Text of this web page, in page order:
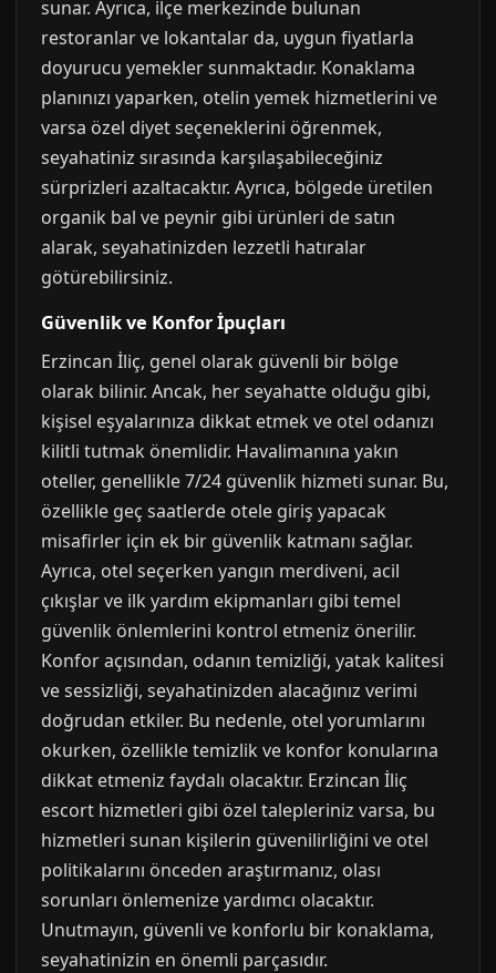
sunar. Ayrıca, ilçe merkezinde bulunan
restoranlar ve lokantalar da, uygun fiyatlarla
doyurucu yemekler sunmaktadır. Konaklama
planınızı yaparken, otelin yemek hizmetlerini ve
varsa özel diyet seçeneklerini öğrenmek,
seyahatiniz sırasında karşılaşabileceğiniz
sürprizleri azaltacaktır. Ayrıca, bölgede üretilen
organik bal ve peynir gibi ürünleri de satın
alarak, seyahatinizden lezzetli hatıralar
götürebilirsiniz.
Güvenlik ve Konfor İpuçları
Erzincan İliç, genel olarak güvenli bir bölge
olarak bilinir. Ancak, her seyahatte olduğu gibi,
kişisel eşyalarınıza dikkat etmek ve otel odanızı
kilitli tutmak önemlidir. Havalimanına yakın
oteller, genellikle 7/24 güvenlik hizmeti sunar. Bu,
özellikle geç saatlerde otele giriş yapacak
misafirler için ek bir güvenlik katmanı sağlar.
Ayrıca, otel seçerken yangın merdiveni, acil
çıkışlar ve ilk yardım ekipmanları gibi temel
güvenlik önlemlerini kontrol etmeniz önerilir.
Konfor açısından, odanın temizliği, yatak kalitesi
ve sessizliği, seyahatinizden alacağınız verimi
doğrudan etkiler. Bu nedenle, otel yorumlarını
okurken, özellikle temizlik ve konfor konularına
dikkat etmeniz faydalı olacaktır. Erzincan İliç
escort hizmetleri gibi özel talepleriniz varsa, bu
hizmetleri sunan kişilerin güvenilirliğini ve otel
politikalarını önceden araştırmanız, olası
sorunları önlemenize yardımcı olacaktır.
Unutmayın, güvenli ve konforlu bir konaklama,
seyahatinizin en önemli parçasıdır.